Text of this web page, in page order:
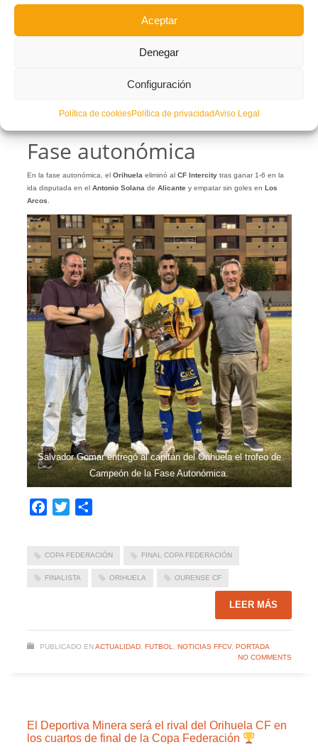
Aceptar
Denegar
Configuración
Política de cookiesPolítica de privacidadAviso Legal
Foto: Orihuela CF
Fase autonómica
En la fase autonómica, el Orihuela eliminó al CF Intercity tras ganar 1-6 en la
ida disputada en el Antonio Solana de Alicantey empatar sin goles en Los
Arcos
Salvador Gomar entregó al capitán del Orihuela el trofeo de
Campeón de la Fase Autonómica.
Facebook
Twitter
COPA FEDERACIÓN FINAL COPA FEDERACIÓN
FINALISTA ORIHUELA OURENSE CF
LEER MÁS
PUBLICADO EN ACTUALIDAD, FUTBOL NOTICIAS FFCV, PORTADA
NO COMMENTS
El Deportiva Minera será el rival del Orihuela CF en
los cuartos de final de la Copa Federación